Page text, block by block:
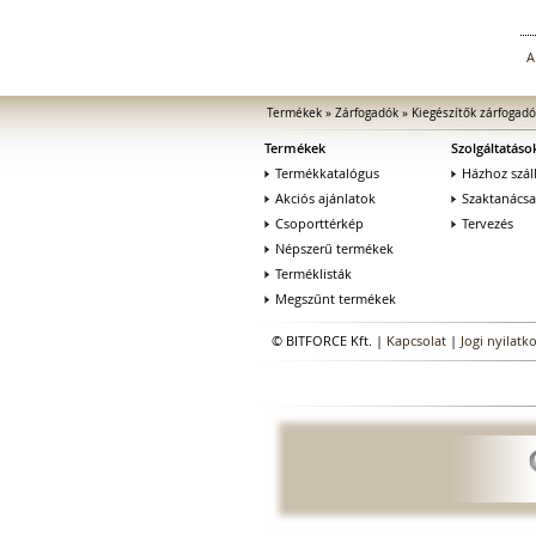
Termékek» Zárfogadók» Kiegészítők
Termékek
Termékkatalógus
Akciós ajánlatok
Csoporttérkép
Népszerű termékek
Terméklisták
Megszűnt termékek
Házhoz
Tervezés
© BITFORCE Kft. | Kapcsolat | Jogi